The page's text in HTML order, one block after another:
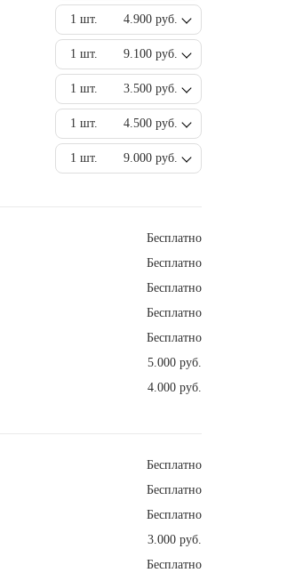
1 шт. 4.900 руб.
1 шт. 9.100 руб.
1 шт. 3.500 руб.
1 шт. 4.500 руб.
1 шт. 9.000 руб.
Бесплатно
Бесплатно
Бесплатно
Бесплатно
Бесплатно
5.000 руб.
4.000 руб.
Бесплатно
Бесплатно
Бесплатно
3.000 руб.
Бесплатно